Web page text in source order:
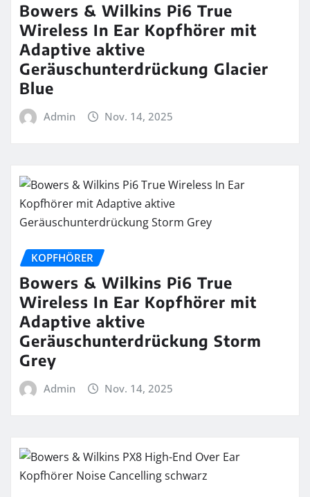
Bowers & Wilkins Pi6 True
Wireless In Ear Kopfhörer mit
Adaptive aktive
Geräuschunterdrückung Glacier
Blue
Admin Nov. 14, 2025
KOPFHÖRER
Bowers & Wilkins Pi6 True
Wireless In Ear Kopfhörer mit
Adaptive aktive
Geräuschunterdrückung Storm
Grey
Admin Nov. 14, 2025